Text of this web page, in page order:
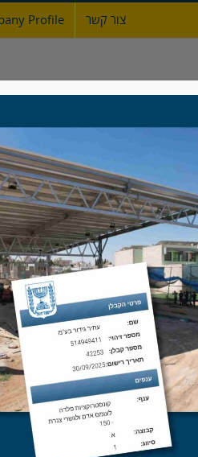
צור קשר Profile
מעקות ברזל שערים
ישראל" ביישוב תמרת, עמק
"נינג'ה ישראל" ביישוב תמרת,